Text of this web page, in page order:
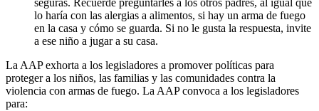
seguras. Recuerde preguntarles a los otros padres, al igual que
lo haría con las alergias a alimentos, si hay un arma de fuego
en la casa y cómo se guarda. Si no le gusta la respuesta, invite
a ese niño a jugar a su casa.
La AAP exhorta a los legisladores a promover políticas para
proteger a los niños, las familias y las comunidades contra la
violencia con armas de fuego. La AAP convoca a los legisladores
para: